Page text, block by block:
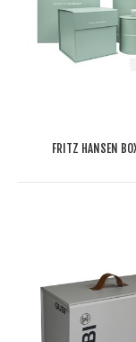
FRITZ HANSEN